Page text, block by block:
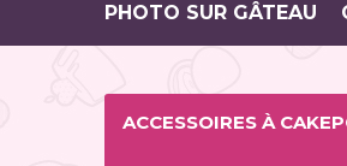
PHOTO SUR GÂTEAU
ACCESSOIRES À